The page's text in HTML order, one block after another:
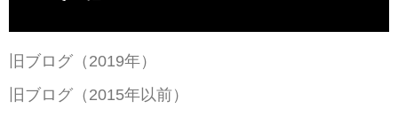
旧ブログ（2019年）
旧ブログ（2015年以前）